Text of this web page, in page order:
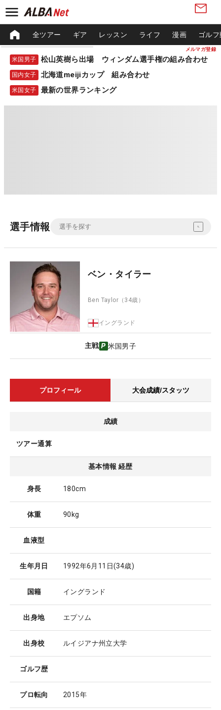
メルマガ登録
全ツアー ギア レッスン ライフ 漫画 ゴル
米国男子 松山英樹ら出場 ウィンダム選手権の組み合わせ
国内女子 北海道meijiカップ 組み合わせ
米国女子 最新の世界ランキング
選手情報
ベン・タイラー
Ben Taylor （34歳）
イングランド
主戦 米国男子
プロフィール 大会成績/スタッツ
成績
ツアー通算
基本情報 経歴
身長 180cm
体重 90kg
血液型
生年月日 1992年6月11日(34歳)
国籍 イングランド
出身地 エプソム
出身校 ルイジアナ州立大学
ゴルフ歴
プロ転向 2015年